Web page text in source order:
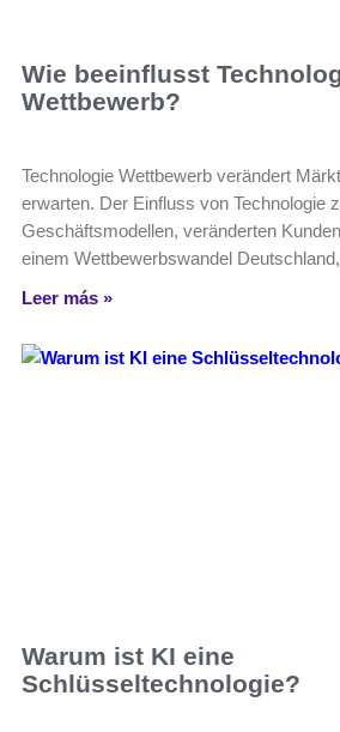
Wie beeinflusst
Wettbewerb?
Technologie Wettbewerb verändert
erwarten. Der Einfluss von Technologie
Geschäftsmodellen, veränderten
einem Wettbewerbswandel
Leer más »
Warum ist KI eine
Schlüsseltechnologie?